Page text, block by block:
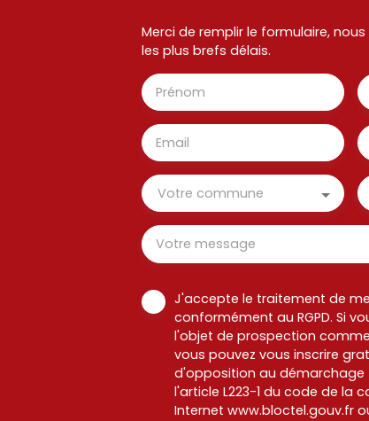
Merci de remplir le formulaire,
les plus brefs délais.
Prénom
Email
Votre commune
Votre message
J'accepte le traitement de
conformément au RGPD. Si
l'objet de prospection
vous pouvez vous inscrire
d'opposition au démarchage
l'article L223-1 du code de la
Internet www.bloctel.gouv.fr